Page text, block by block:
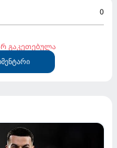
0
გაკეთებულა